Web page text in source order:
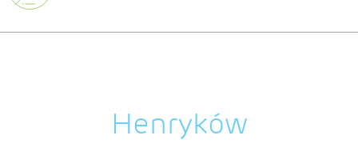
Henryków